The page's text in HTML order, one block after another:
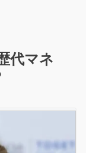
代マネ